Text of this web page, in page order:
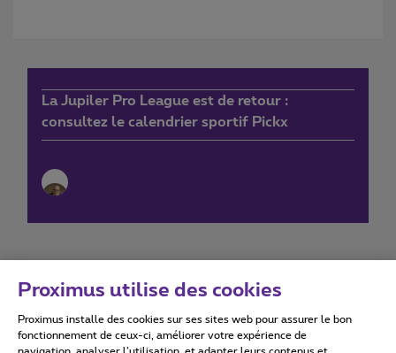
La Jupiler Pro League est de retour :
consultez le calendrier sportif Pickx
Conditions d'utilisation Accessibility statement
Proximus utilise des cookies
Proximus installe des cookies sur ses sites web pour assurer le bon
fonctionnement de ceux-ci, améliorer votre expérience de